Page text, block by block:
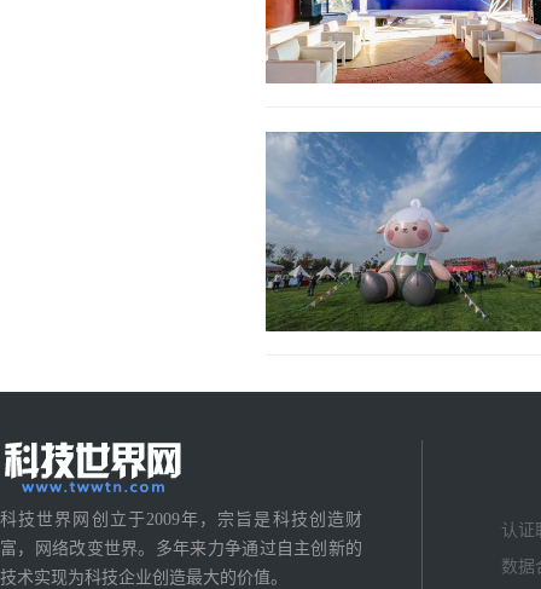
科技世界网创立于2009年，宗旨是科技创造财
富，网络改变世界。多年来力争通过自主创新的
技术实现为科技企业创造最大的价值。
认证
数据